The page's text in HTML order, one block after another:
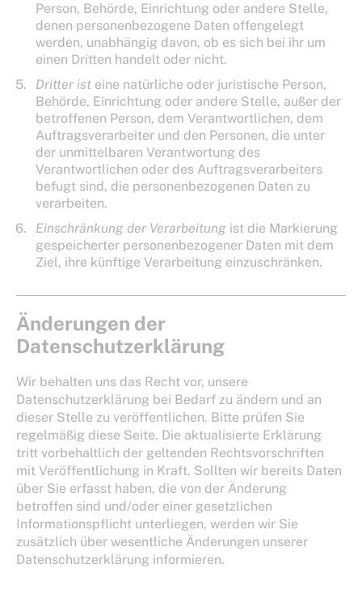
Person, Behörde, Einrichtung oder andere Stelle,
denen personenbezogene Daten offengelegt
werden, unabhängig davon, ob es sich bei ihr um
einen Dritten handelt oder nicht.
Dritter ist eine natürliche oder juristische Person,
Behörde, Einrichtung oder andere Stelle, außer der
betroffenen Person, dem Verantwortlichen, dem
Auftragsverarbeiter und den Personen, die unter
der unmittelbaren Verantwortung des
Verantwortlichen oder des Auftragsverarbeiters
befugt sind, die personenbezogenen Daten zu
verarbeiten.
Einschränkung der Verarbeitung ist die Markierung
gespeicherter personenbezogener Daten mit dem
Ziel, ihre künftige Verarbeitung einzuschränken.
Änderungen der
Datenschutzerklärung
Wir behalten uns das Recht vor, unsere
Datenschutzerklärung bei Bedarf zu ändern und an
dieser Stelle zu veröffentlichen. Bitte prüfen Sie
regelmäßig diese Seite. Die aktualisierte Erklärung
tritt vorbehaltlich der geltenden Rechtsvorschriften
mit Veröffentlichung in Kraft. Sollten wir bereits Daten
über Sie erfasst haben, die von der Änderung
betroffen sind und/oder einer gesetzlichen
Informationspflicht unterliegen, werden wir Sie
zusätzlich über wesentliche Änderungen unserer
Datenschutzerklärung informieren.